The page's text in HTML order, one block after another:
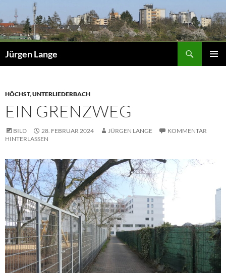
Inhalt
springen
Jürgen Lange
HÖCHST,UNTERLIEDERBACH
EIN GRENZWEG
BILD 28. FEBRUAR 2024 JÜRGEN LANGE
KOMMENTAR
HINTERLASSEN